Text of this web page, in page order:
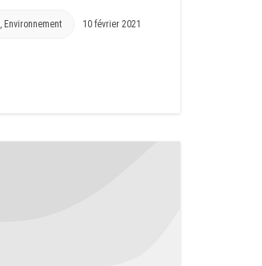
, Environnement 10 février 2021